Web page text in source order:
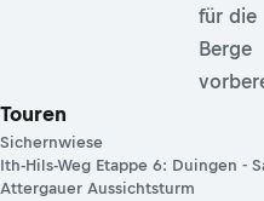
für die
Berge
Touren
Sichernwiese
Ith-Hils-Weg Etappe 6: Duingen -
Attergauer Aussichtsturm